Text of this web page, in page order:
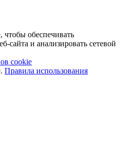
обеспечивать
сайта и анализировать сетевой
cookie
Правила использования